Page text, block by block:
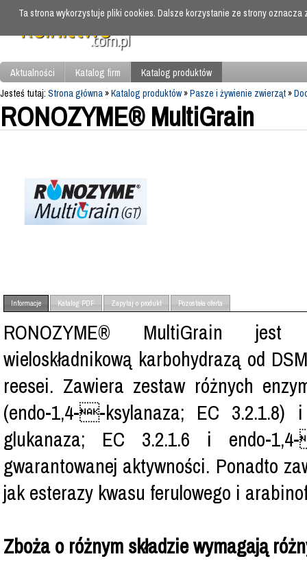
Aktualności Katalog firm
Katalog produktów
Jesteś tutaj: Strona główna»Katalog produktów»Pasze i żywienie zwierząt»
RONOZYME® MultiGrain
Informacje Katalog PDF Zapytaj o produkt Pozostała oferta
RONOZYME® MultiGrain jest
wieloskładnikową karbohydrazą od
reesei. Zawiera zestaw różnych
(endo-1,4--ksylanaza; EC
glukanaza; EC 3.2.1.6 i endo-
gwarantowanej aktywności. Ponadto
jak esterazy kwasu ferulowego i
Zboża o różnym składzie wymagają
Ta strona wykorzystuje pliki cookies. Dalsze korzystanie ze strony